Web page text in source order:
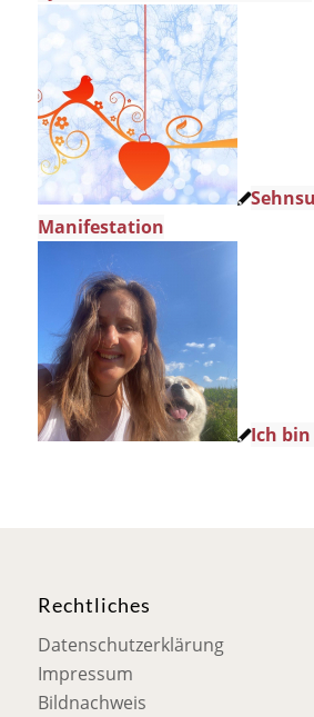
Manifestation
Ich
Rechtliches
Datenschutzerklärung
Impressum
Bildnachweis